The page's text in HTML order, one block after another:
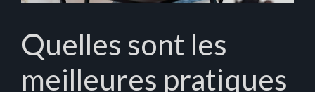
Quelles sont les
meilleures pratiques